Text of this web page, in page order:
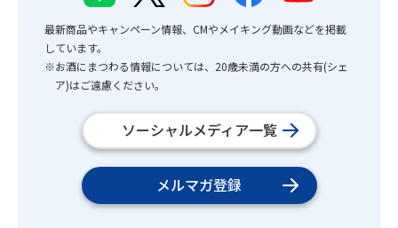
最新商品やキャンペーン情報、CMやメイキング動画などを掲載
しています。
※お酒にまつわる情報については、20歳未満の方への共有(シェ
ア)はご遠慮ください。
ソーシャルメディア一覧
メルマガ登録